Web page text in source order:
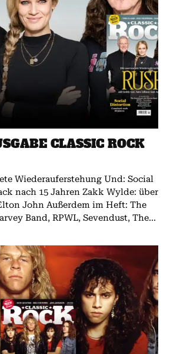
CLASSIC ROCK
Und: Social
Jahren Zakk Wylde: über
im Heft: The
Band, RPWL, Sevendust, The...